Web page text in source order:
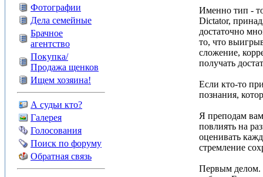
Фотографии
Дела семейные
Брачное
агентство
Покупка/
Продажа щенков
Ищем хозяина!
А судьи кто?
Галерея
Голосования
Поиск по форуму
Обратная связь
Именно тип - то
Dictator,
достаточно
то, что
сложение,
получать
Если кто-то
познания,
Я преподам
повлиять на
оценивать
стремление
Первым делом.